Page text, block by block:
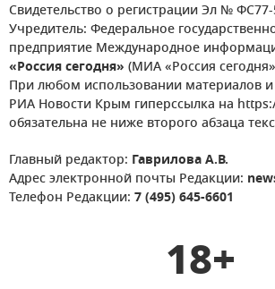
Свидетельство о регистрации Эл № ФС77-
Учредитель: Федеральное
предприятие Международное
«Россия сегодня» (МИА «Россия
При любом использовании материалов и
РИА Новости Крым гиперссылка на
обязательна не ниже второго абзаца
Главный редактор: Гаврилова А.В.
Адрес электронной почты Редакции:
Телефон Редакции: 7 (495) 645-6601
18+